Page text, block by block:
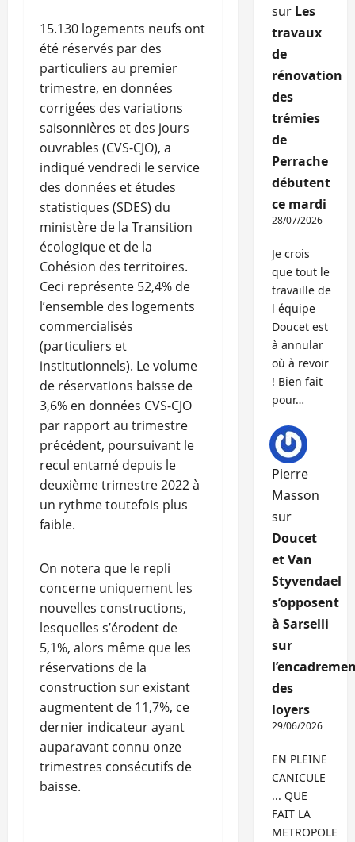
15.130 logements neufs ont
été réservés par des
particuliers au premier
trimestre, en données
corrigées des variations
saisonnières et des jours
ouvrables (CVS-CJO), a
indiqué vendredi le service
des données et études
statistiques (SDES) du
ministère de la Transition
écologique et de la
Cohésion des territoires.
Ceci représente 52,4% de
l’ensemble des logements
commercialisés
(particuliers et
institutionnels). Le volume
de réservations baisse de
3,6% en données CVS-CJO
par rapport au trimestre
précédent, poursuivant le
recul entamé depuis le
deuxième trimestre 2022 à
un rythme toutefois plus
faible.
On notera que le repli
concerne uniquement les
nouvelles constructions,
lesquelles s’érodent de
5,1%, alors même que les
réservations de la
construction sur existant
augmentent de 11,7%, ce
dernier indicateur ayant
auparavant connu onze
trimestres consécutifs de
baisse.
sur Les
travaux
de
rénovation
des
trémies
de
Perrache
débutent
ce mardi
28/07/2026
Je crois
que tout le
travaille de
l équipe
Doucet est
à annular
où à revoir
! Bien fait
pour…
Pierre
Masson
sur
Doucet
et Van
Styvendael
s’opposent
à Sarselli
sur
des
loyers
29/06/2026
EN PLEINE
CANICULE
... QUE
FAIT LA
METROPOLE